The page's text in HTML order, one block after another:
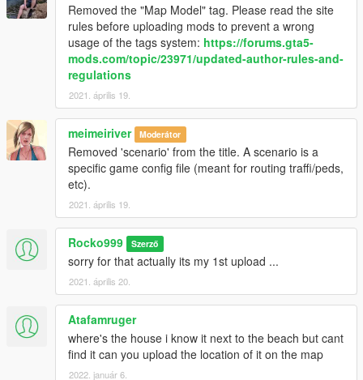
Removed the "Map Model" tag. Please read the site
rules before uploading mods to prevent a wrong
usage of the tags system: https://forums.gta5-
mods.com/topic/23971/updated-author-rules-and-
regulations
2021. április 19.
meimeiriver Moderátor
Removed 'scenario' from the title. A scenario is a
specific game config file (meant for routing traffi/peds,
etc).
2021. április 19.
Rocko999 Szerző
sorry for that actually its my 1st upload ...
2021. április 20.
Atafamruger
where's the house i know it next to the beach but cant
find it can you upload the location of it on the map
2022. január 6.